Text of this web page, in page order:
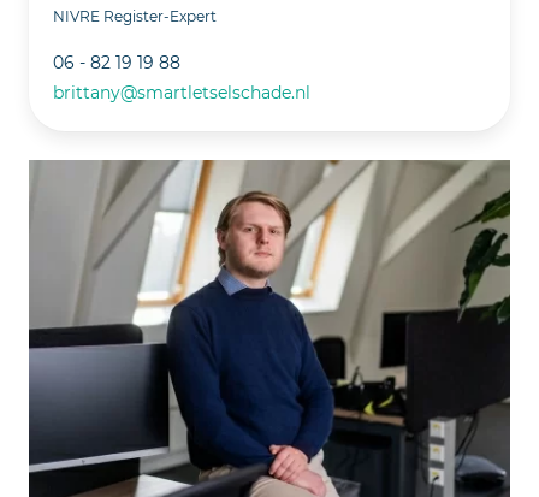
NIVRE Register-Expert
06 - 82 19 19 88
brittany@smartletselschade.nl